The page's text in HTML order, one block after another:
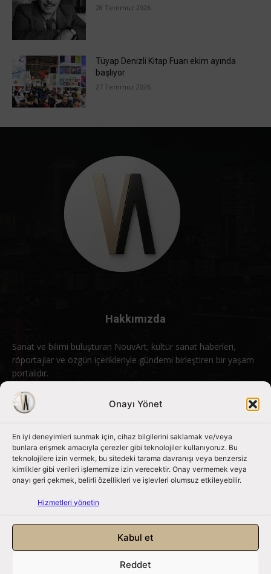
Onayı Yönet
En iyi deneyimleri sunmak için, cihaz bilgilerini saklamak ve/veya
bunlara erişmek amacıyla çerezler gibi teknolojiler kullanıyoruz. Bu
teknolojilere izin vermek, bu sitedeki tarama davranışı veya benzersiz
kimlikler gibi verileri işlememize izin verecektir. Onay vermemek veya
onayı geri çekmek, belirli özellikleri ve işlevleri olumsuz etkileyebilir.
Hizmetleri yönetin
Kabul et
Reddet
28 Temmuz 2026
Tüyap Denizli Kitap Fuarı ekim ayında
başlıyor
27 Temmuz 2026
Hakkımızda
Sanat ve bilimi buluşturan NouvArt; kültür sanat haberleri,
röportajlar ve özgün içerikleriyle gündemi birleştiren bir yaşam
portalıdır.
Bizimle iletişime geçin: info@nouvart.net
Bizi Takip Edin